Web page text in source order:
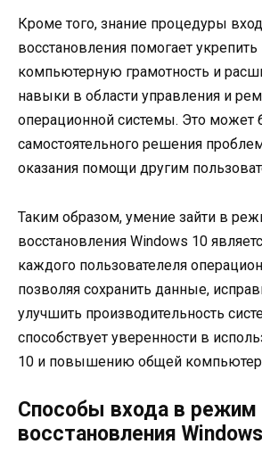
Кроме того, знание процедуры
восстановления помогает
компьютерную грамотность и
навыки в области управления и
операционной системы. Это может
самостоятельного решения
оказания помощи другим
Таким образом, умение зайти в
восстановления Windows 10
каждого пользователеля
позволяя сохранить данные,
улучшить производительность
способствует уверенности в
10 и повышению общей
Способы входа в режим
восстановления